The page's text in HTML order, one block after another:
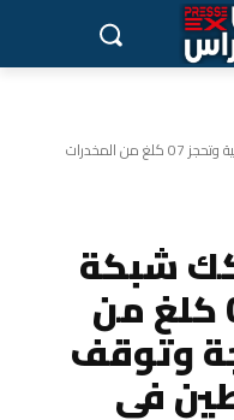
شرطة_براقي تفكك شبكة إجرامية وتحجز 07 كلغ من المخدرات
شبكة
إجرامية وتحجز 07 كلغ من
وتوقف
في